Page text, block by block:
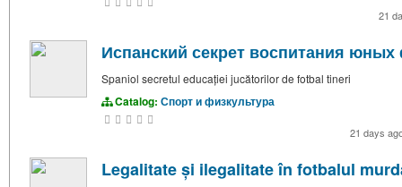
21
Испанский секрет воспитания
Spaniol secretul educației jucătorilor de fotbal tineri
Catalog: Спорт и физкультура
21 days
Legalitate și ilegalitate în fotbalul